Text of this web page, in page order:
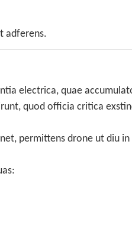
adferens.
electrica, quae
quod officia critica
permittens drone ut diu in